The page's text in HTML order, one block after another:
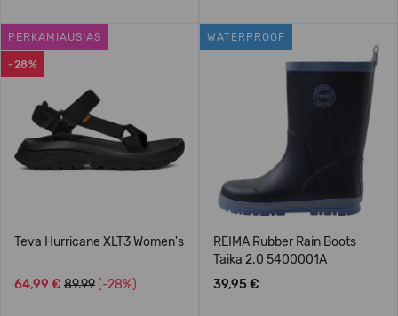
-28%
PERKAMIAUSIAS
Teva Hurricane XLT3 Women's
64,99 € 89.99 (-28%)
WATERPROOF
REIMA Rubber Rain Boots
Taika 2.0 5400001A
39,95 €